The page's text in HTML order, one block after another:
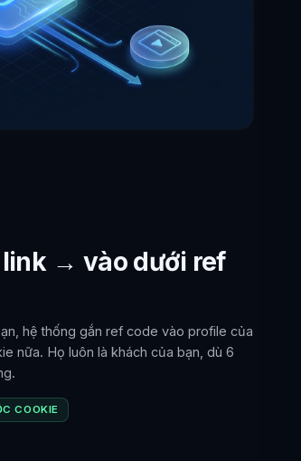
→ vào dưới ref
hệ thống gắn ref code vào profile của
nữa. Họ luôn là khách của bạn, dù 6
COOKIE